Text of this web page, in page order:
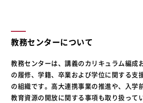
教務センターについて
教務センターは、講義のカリキュラム編成
の履修、学籍、卒業および学位に関する支
の組織です。高大連携事業の推進や、入学
教育資源の開放に関する事項も取り扱って